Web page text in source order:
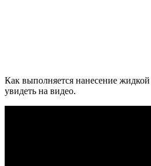
Как выполняется нанесение
увидеть на видео.